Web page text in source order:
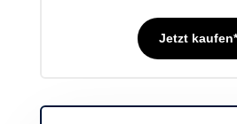
Jetzt